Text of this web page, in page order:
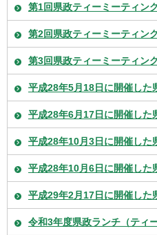
第1回県政ティーミーティン
第2回県政ティーミーティン
第3回県政ティーミーティン
平成28年5月18日に開催した
平成28年6月17日に開催した
平成28年10月3日に開催した
平成28年10月6日に開催した
平成29年2月17日に開催した
令和3年度県政ランチ（ティ